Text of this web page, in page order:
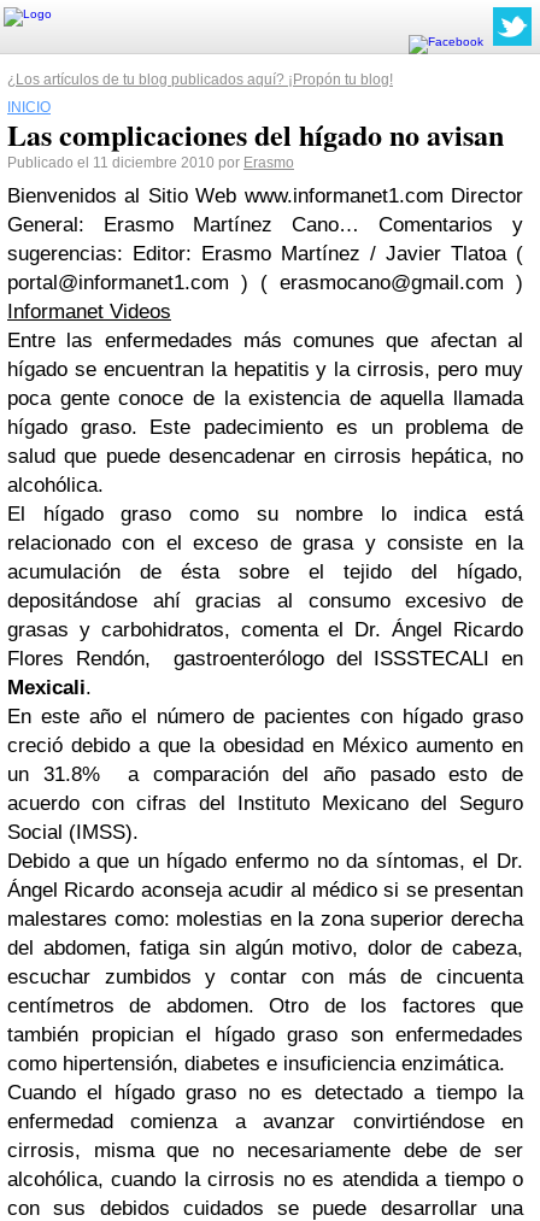
¿Los artículos de tu blog publicados aquí? ¡Propón tu blog!
INICIO
Las complicaciones del hígado no avisan
Publicado el 11 diciembre 2010 por Erasmo
Bienvenidos al Sitio Web www.informanet1.com Director
General: Erasmo Martínez Cano… Comentarios y
sugerencias: Editor: Erasmo Martínez / Javier Tlatoa (
portal@informanet1.com ) ( erasmocano@gmail.com )
Informanet Videos
Entre las enfermedades más comunes que afectan al
hígado se encuentran la hepatitis y la cirrosis, pero muy
poca gente conoce de la existencia de aquella llamada
hígado graso. Este padecimiento es un problema de
salud que puede desencadenar en cirrosis hepática, no
alcohólica.
El hígado graso como su nombre lo indica está
relacionado con el exceso de grasa y consiste en la
acumulación de ésta sobre el tejido del hígado,
depositándose ahí gracias al consumo excesivo de
grasas y carbohidratos, comenta el Dr. Ángel Ricardo
Flores Rendón,
gastroenterólogo del ISSSTECALI en
Mexicali.
En este año el número de pacientes con hígado graso
creció debido a que la obesidad en México aumento en
un 31.8%
a comparación del año pasado esto de
acuerdo con cifras del Instituto Mexicano del Seguro
Social (IMSS).
Debido a que un hígado enfermo no da síntomas, el Dr.
Ángel Ricardo aconseja acudir al médico si se presentan
malestares como: molestias en la zona superior derecha
del abdomen, fatiga sin algún motivo, dolor de cabeza,
escuchar zumbidos y contar con más de cincuenta
centímetros de abdomen. Otro de los factores que
también propician el hígado graso son enfermedades
como hipertensión, diabetes e insuficiencia enzimática.
Cuando el hígado graso no es detectado a tiempo la
enfermedad comienza a avanzar convirtiéndose en
cirrosis, misma que no necesariamente debe de ser
alcohólica, cuando la cirrosis no es atendida a tiempo o
con sus debidos cuidados se puede desarrollar una